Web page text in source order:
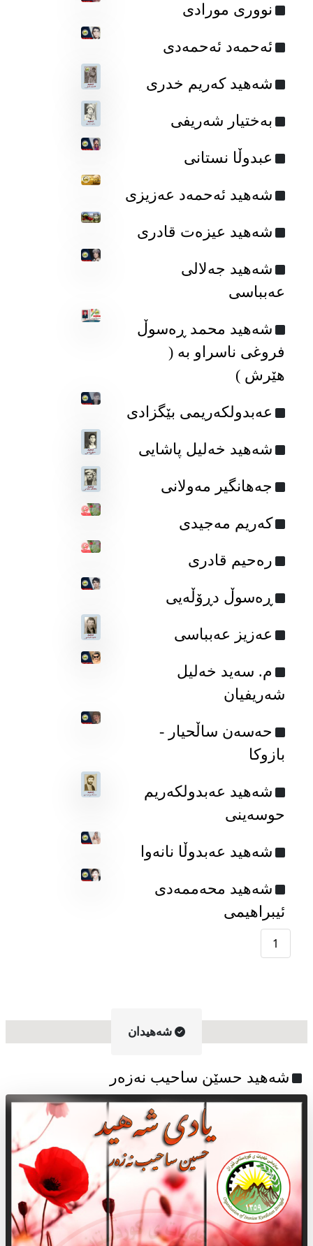
نووری مورادی
ئه‌حمه‌د ئه‌حمه‌دی
شه‌هید که‌ریم خدری
به‌ختیار شه‌ریفی
عبدوڵا نستانی
شەهید ئەحمەد عەزیزی
شەهید عیزەت قادری
شەهید جەلالی
عەبباسی
شەهید محمد ڕەسوڵ
فروغی ناسراو بە (
هێرش )
عەبدولکەریمی بێگزادی
شەهید خەلیل پاشایی
جه‌هانگیر مه‌ولانی
کەریم مەجیدی
رەحیم قادری
ڕه‌سوڵ دڕۆڵه‌یی
عه‌زیز عه‌بباسی
م. سه‌ید خه‌لیل
شه‌ریفیان
حه‌سه‌ن ساڵحیار -
بازوکا
شەهید عەبدولکەریم
حوسەینی
شەهید عەبدوڵا نانەوا
شەهید محەممه‌دی
ئیبراهیمی
1
شه‌هیدان
شەهید حسێن ساحیب نەزەر